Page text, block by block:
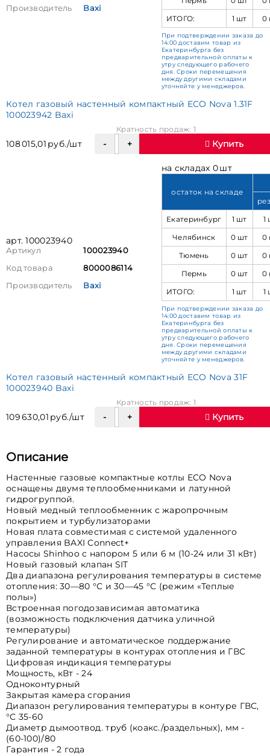
Производитель Baxi
ИТОГО:
1 шт 0
При подтверждении заказа до
14:00 доставим товар из
Екатеринбурга без
предварительной оплаты к
утру следующего рабочего
дня. Сроки перемещения
между другими складами
уточняйте у менеджеров.
Котел газовый настенный компактный ECO Nova 1.31F
100023942 Baxi
108 015,01 руб./шт
Кратность продаж: 1
Купить
арт. 100023940
Артикул
100023940
Код товара
8000086114
Производитель
Baxi
на складах 0 шт
остаток на складе
Екатеринбург
1 шт
1
Челябинск
0 шт
0
Тюмень
0 шт
0
Пермь
0 шт
0
ИТОГО:
1 шт 1
При подтверждении заказа до
14:00 доставим товар из
Екатеринбурга без
предварительной оплаты к
утру следующего рабочего
дня. Сроки перемещения
между другими складами
уточняйте у менеджеров.
Котел газовый настенный компактный ECO Nova 31F
100023940 Baxi
109 630,01 руб./шт
Кратность продаж: 1
Купить
Описание
Настенные газовые компактные котлы ECO Nova
оснащены двумя теплообменниками и латунной
гидрогруппой.
Новый медный теплообменник с жаропрочным
покрытием и турбулизаторами
Новая плата совместимая с системой удаленного
управления BAXI Connect+
Насосы Shinhoo с напором 5 или 6 м (10-24 или 31 кВт)
Новый газовый клапан SIT
Два диапазона регулирования температуры в системе
отопления: 30—80 °С и 30—45 °С (режим «Теплые
полы»)
Встроенная погодозависимая автоматика
(возможность подключения датчика уличной
температуры)
Регулирование и автоматическое поддержание
заданной температуры в контурах отопления и ГВС
Цифровая индикация температуры
Мощность, кВт - 24
Одноконтурный
Закрытая камера сгорания
Диапазон регулирования температуры в контуре ГВС,
°С 35-60
Диаметр дымоотвод. труб (коакс./раздельных), мм -
(60-100)/80
Гарантия - 2 года